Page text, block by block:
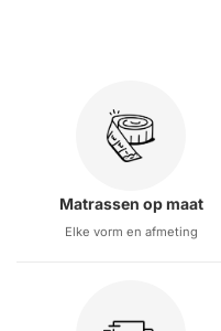
Matrassen op maat
Elke vorm en afmeting